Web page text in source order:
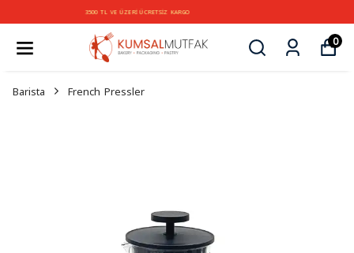
3500 TL VE ÜZERİ ÜCRETSİZ KARGO
0
Barista French Pressler